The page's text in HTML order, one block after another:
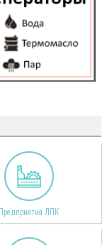
Предприятия ЛПК